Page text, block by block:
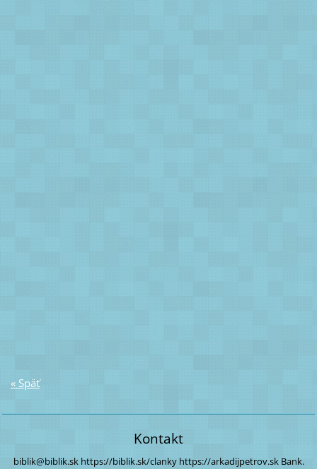
« Späť
Kontakt
biblik@biblik.skhttps://biblik.sk/clankyhttps://arkadijpetrov.skBank.